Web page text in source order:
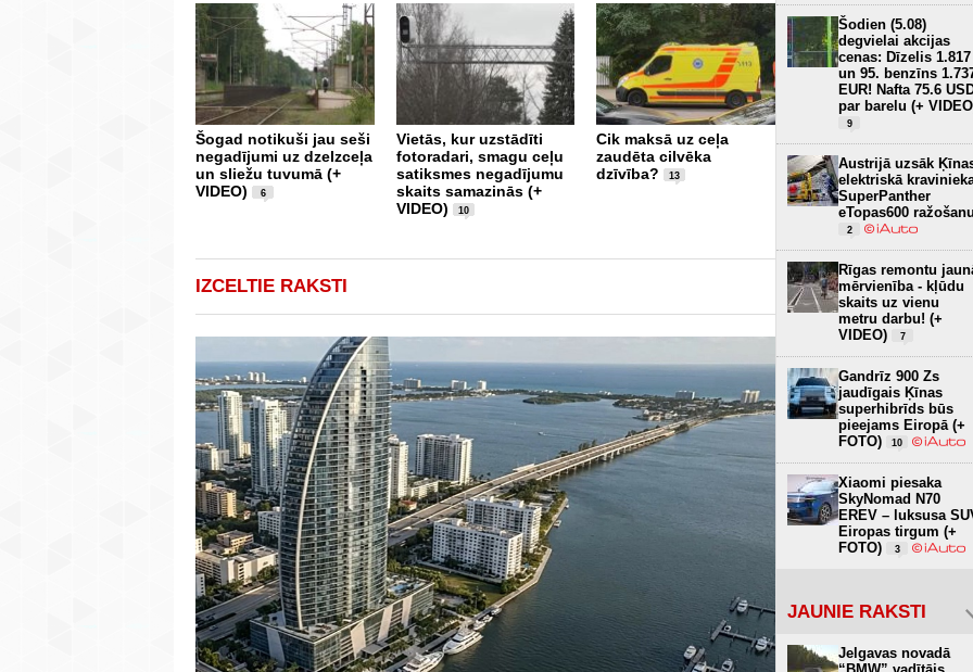
Šogad notikuši jau seši
negadījumi uz dzelzceļa
un sliežu tuvumā (+
VIDEO)
6
Vietās, kur uzstādīti
fotoradari, smagu ceļu
satiksmes negadījumu
skaits samazinās (+
VIDEO)
10
Cik maksā uz ceļa
zaudēta cilvēka
dzīvība?
13
Ceļu satiksmes
drošības jomā saskata
vietu vērā ņemamiem
uzlabojumiem
19
IZCELTIE RAKSTI
Šodien (5.08)
degvielai akcijas
cenas: Dīzelis 1.817
un 95. benzīns
EUR! Nafta 75.6
par barelu (+
9
Austrijā uzsāk
elektriskā
SuperPanther
eTopas600 ražošanu
2
Rīgas remontu
mērvienība - kļūdu
skaits uz vienu
metru darbu! (+
VIDEO)
7
Gandrīz 900 Zs
jaudīgais Ķīnas
superhibrīds būs
pieejams Eiropā (+
FOTO)
10
Xiaomi piesaka
SkyNomad N70
EREV – luksusa
Eiropas tirgum (+
FOTO)
3
JAUNIE RAKSTI
Jelgavas novadā